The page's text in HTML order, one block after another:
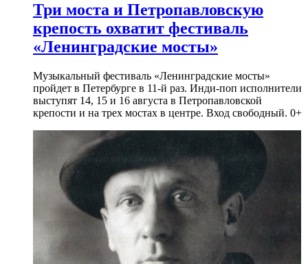
Три моста и Петропавловскую
крепость охватит фестиваль
«Ленинградские мосты»
Музыкальный фестиваль «Ленинградские мосты»
пройдет в Петербурге в 11-й раз. Инди-поп исполнители
выступят 14, 15 и 16 августа в Петропавловской
крепости и на трех мостах в центре. Вход свободный. 0+